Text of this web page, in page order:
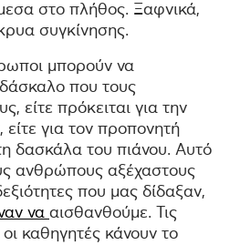
στο πλήθος. Ξαφνικά,
συγκίνησης.
μπορούν να
που τους
είτε πρόκειται για την
για τον προπονητή
δασκάλα του πιάνου. Αυτό
ανθρώπους αξέχαστους
που μας δίδαξαν,
να αισθανθούμε. Τις
καθηγητές κάνουν το